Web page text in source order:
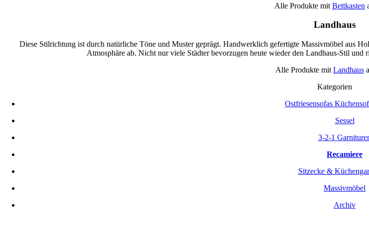
Alle Produkte mit Bettkasten
Landhaus
Diese Stilrichtung ist durch natürliche Töne und Muster geprägt. Handwerklich gefertigte Massivmöbel aus
Atmosphäre ab. Nicht nur viele Städter bevorzugen heute wieder den Landhaus-Stil
Alle Produkte mit Landhaus
Kategorien
Ostfriesensofas
Sessel
3-2-1
Recamiere
Sitzecke &
Massivmöbel
Archiv